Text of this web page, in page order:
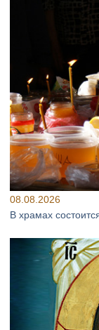
08.08.2026
В храмах